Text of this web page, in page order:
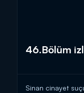
46.Bölüm
Sinan cinayet